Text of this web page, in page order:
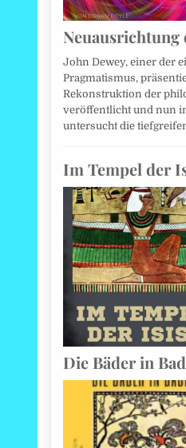
John Dewey, einer der
Pragmatismus,
Rekonstruktion der
veröffentlicht und nun
untersucht die
Im Tempel der
Die Bäder in